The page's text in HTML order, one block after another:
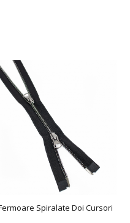
Spiralate Doi Cursori